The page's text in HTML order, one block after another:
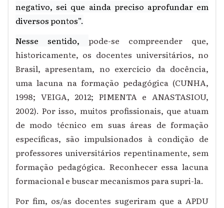
negativo, sei que ainda preciso aprofundar em
diversos pontos”.
Nesse sentido, pode-se compreender que,
historicamente, os docentes universitários, no
Brasil, apresentam, no exercício da docência,
uma lacuna na formação pedagógica (CUNHA,
1998; VEIGA, 2012; PIMENTA e ANASTASIOU,
2002). Por isso, muitos profissionais, que atuam
de modo técnico em suas áreas de formação
específicas, são impulsionados à condição de
professores universitários repentinamente, sem
formação pedagógica. Reconhecer essa lacuna
formacional e buscar mecanismos para supri-la.
Por fim, os/as docentes sugeriram que a APDU